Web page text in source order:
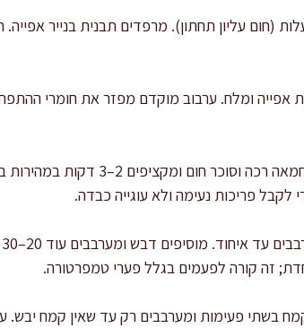
תנור ל-170 מעלות (חום עליון תחתון). מרפדים תבנית
ומלח. ערבוב מוקדם מפזר את חומרי
: בקערת מיקסר שמים חמאה רכה
פריכות נעימה ולא עוגייה כבדה.
זה קורה לפעמים בגלל פערי טמפרטורה.
בשתי פעימות ומערבבים רק עד שאין קמח יבש.